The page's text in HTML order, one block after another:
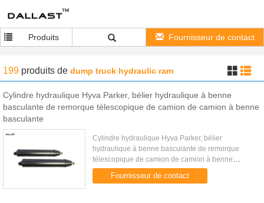
Produits Fournisseur de contact
199 produits de dump truck hydraulic ram
Cylindre hydraulique Hyva Parker, bélier hydraulique à benne
basculante de remorque télescopique de camion de camion à benne
basculante
Cylindre hydraulique Hyva Parker, bélier
hydraulique à benne basculante de remorque
télescopique de camion de camion à benne
basculante Type de Fe de Hyva Modèle Le plus
grand diamètre mobile d'étape (millim...
Fournisseur de contact